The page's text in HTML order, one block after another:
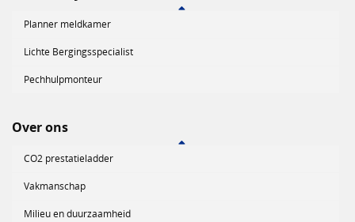
Planner meldkamer
Lichte Bergingsspecialist
Pechhulpmonteur
Over ons
CO2 prestatieladder
Vakmanschap
Milieu en duurzaamheid